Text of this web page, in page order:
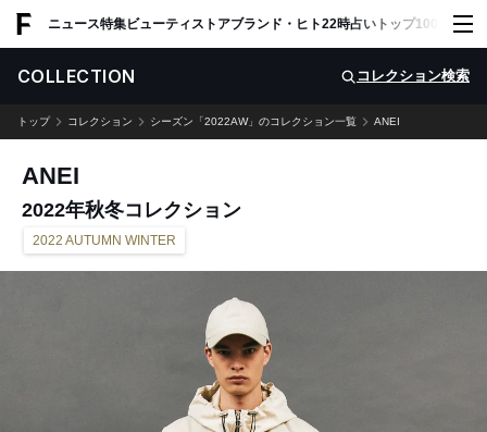
ニュース特集ビューティ ストアブランド・ヒト22時占い トップ100 スナッ
COLLECTION コレクション検索
トップ コレクション シーズン「2022AW」のコレクション一覧 ANEI
ANEI
2022年秋冬コレクション
2022 AUTUMN WINTER